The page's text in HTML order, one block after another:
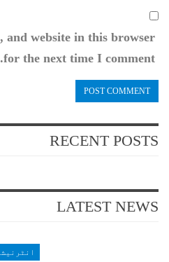
and website in this browser
for the next time I comment.
RECENT POSTS
LATEST NEWS